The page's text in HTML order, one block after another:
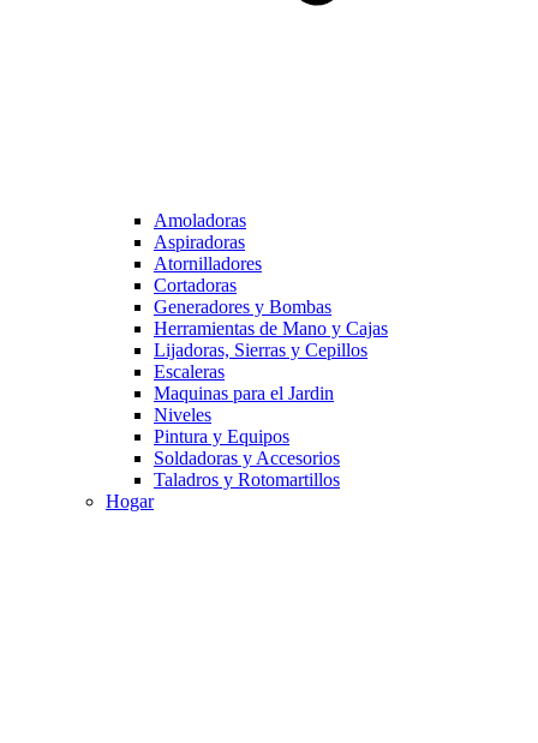
Amoladoras
Aspiradoras
Atornilladores
Cortadoras
Generadores y Bombas
Herramientas de Mano y Cajas
Lijadoras, Sierras y Cepillos
Escaleras
Maquinas para el Jardin
Niveles
Pintura y Equipos
Soldadoras y Accesorios
Taladros y Rotomartillos
Hogar